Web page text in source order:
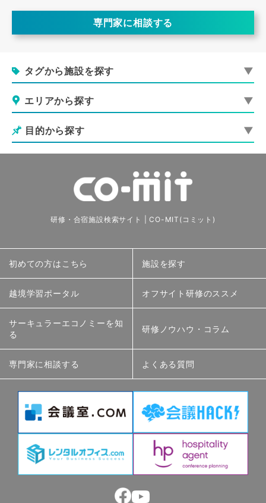
専門家に相談する
タグから施設を探す
エリアから探す
目的から探す
研修・合宿施設検索サイト | CO-MIT(コミット)
初めての方はこちら 施設を探す
越境学習ポータル オフサイト研修のススメ
サーキュラーエコノミーを知
る
研修ノウハウ・コラム
専門家に相談する よくある質問